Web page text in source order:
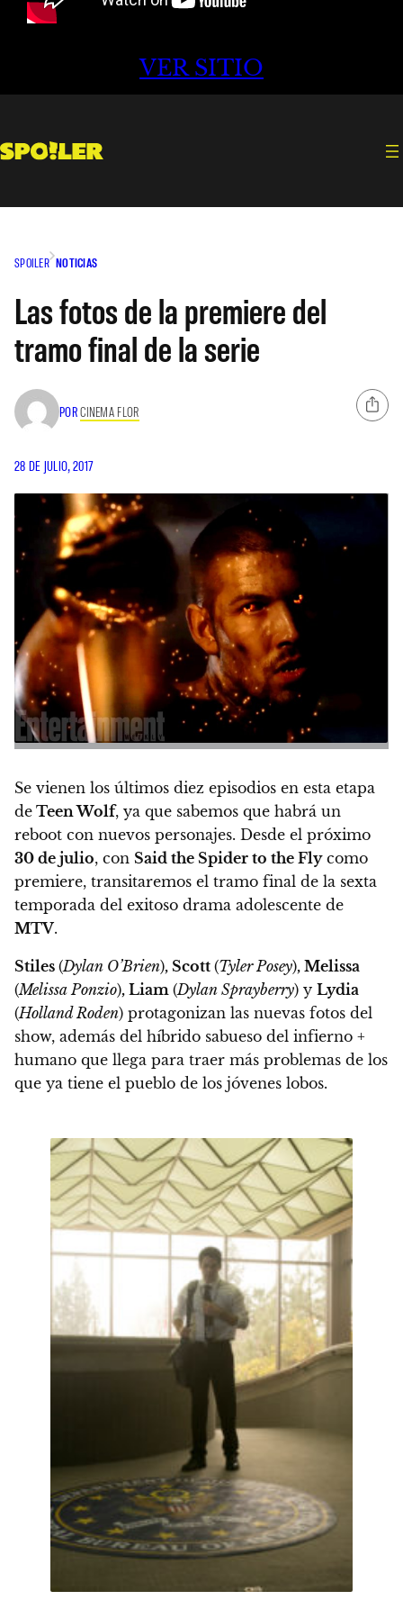
VER SITIO
SPOILER NOTICIAS
Las fotos de la premiere del
tramo final de la serie
PORCINEMA FLOR
28 DE JULIO, 2017
Se vienen los últimos diez episodios en esta etapa
de Teen Wolf, ya que sabemos que habrá un
reboot con nuevos personajes. Desde el próximo
30 de julio, con Said the Spider to the Flycomo
premiere, transitaremos el tramo final de la sexta
temporada del exitoso drama adolescente de
MTV.
Stiles (Dylan O’Brien), Scott (Tyler Posey), Melissa
(Melissa Ponzio), Liam (Dylan Sprayberry) y Lydia
(Holland Roden) protagonizan las nuevas fotos del
show, además del híbrido sabueso del infierno +
humano que llega para traer más problemas de los
que ya tiene el pueblo de los jóvenes lobos.